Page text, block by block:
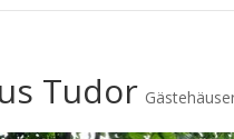
Tudor